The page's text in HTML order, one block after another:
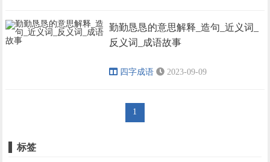
勤勤恳恳的意思解释_造句_近义词_
反义词_成语故事
四字成语 2023-09-09
1
标签